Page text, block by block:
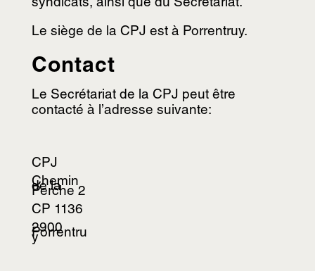
syndicats, ainsi que du Secrétariat.
Le siège de la CPJ est à Porrentruy.
Contact
Le Secrétariat de la CPJ peut être
contacté à l’adresse suivante:
CPJ
Chemin
de la
Perche 2
CP 1136
2900
Porrentru
y